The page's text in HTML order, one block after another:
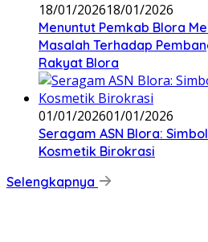
18/01/202618/01/2026
‎Menuntut Pemkab Blora
Masalah Terhadap
Rakyat Blora
01/01/202601/01/2026
‎Seragam ASN Blora:
Kosmetik Birokrasi
Selengkapnya